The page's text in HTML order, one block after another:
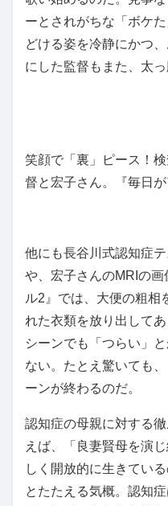
ーとされがちな「ボケ
どける姿を冷静にかつ
にした監督もまた、太っ
笑顔で「裏」ピース！
督と宏子さん。『毎日
他にも長谷川式認知症
や、宏子さんのMRIの
ル2』では、大便の粗相
れた衣類を放り出して
シーンでも「つらい」
ない。たとえ驚いても
ーンが終わるのだ。
認知症の母親に対する
えば、「良妻賢母を演
しく開放的に生きてい
とたたえる気概。認知